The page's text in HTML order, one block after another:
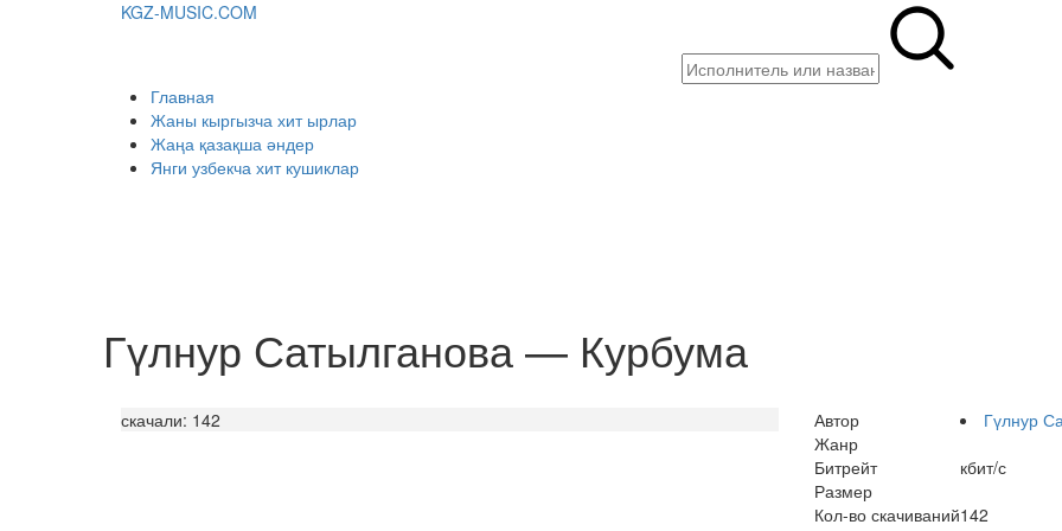
KGZ-MUSIC.COM
Главная
Жаны кыргызча хит ырлар
Жаңа қазақша әндер
Янги узбекча хит кушиклар
Гүлнур Сатылганова — Курбума
скачали: 142 Автор
Гүлнур
Жанр
Битрейт
кбит/с
Размер
Кол-во скачиваний142